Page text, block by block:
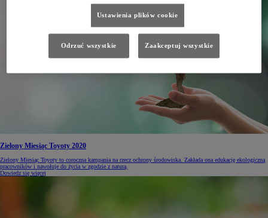
Zielony Miesiąc Toyoty 2020
Zielony Miesiąc Toyoty to coroczna kampania na rzecz ochrony środowiska. Zakłada ona edukację ekologiczną
pracowników i nawołuje do życia w zgodzie z naturą.
Dowiedz się więcej
Ustawienia plików cookie
Odrzuć wszystkie Zaakceptuj wszystkie